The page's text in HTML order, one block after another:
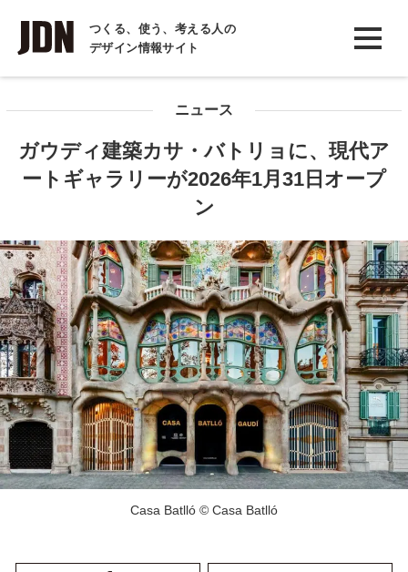
つくる、使う、考える人の
デザイン情報サイト
INTERVIEW
インタビュー
COLUMN
ニュース
ガウディ建築カサ・バトリョに、現代ア
ートギャラリーが2026年1月31日オープ
ン
Casa Batlló © Casa Batlló